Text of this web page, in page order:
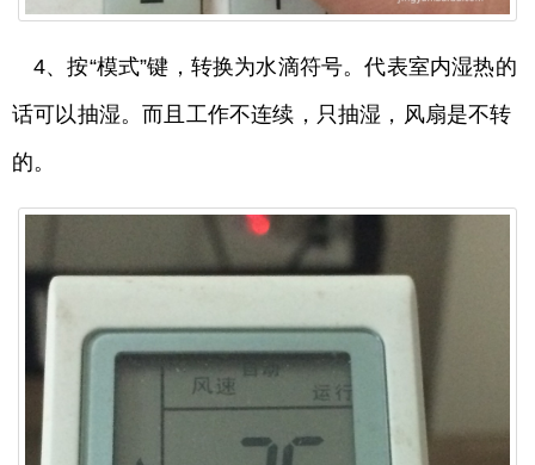
4、按“模式”键，转换为水滴符号。代表室内湿热的
话可以抽湿。而且工作不连续，只抽湿，风扇是不转
的。